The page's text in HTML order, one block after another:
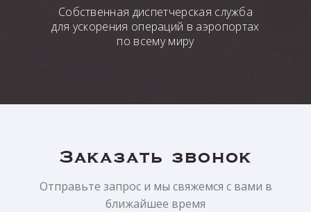
Собственная диспетчерская служба
для ускорения операций в аэропортах
по всему миру
Заказать звонок
Отправьте запрос и мы свяжемся с вами в
ближайшее время